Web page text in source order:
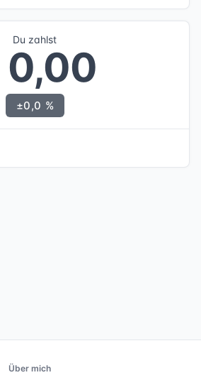
Du zahlst
0,00
±0,0 %
Über mich